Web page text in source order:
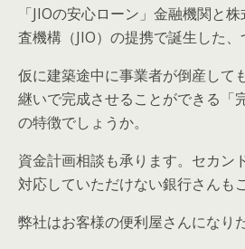
「JIOの安心ローン」金融機関と
査機構（JIO）の提携で誕生した、
仮に建築途中に事業者が倒産して
継いで完成させることができる「
の特徴でしょうか。
資金計画相談も承ります。セカン
対応していただけない銀行さんも
弊社はお客様の便利屋さんになり